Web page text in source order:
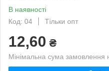
В наявності
Код: 04
Тільки опт
12,60 ₴
Мінімальна сума замовлення